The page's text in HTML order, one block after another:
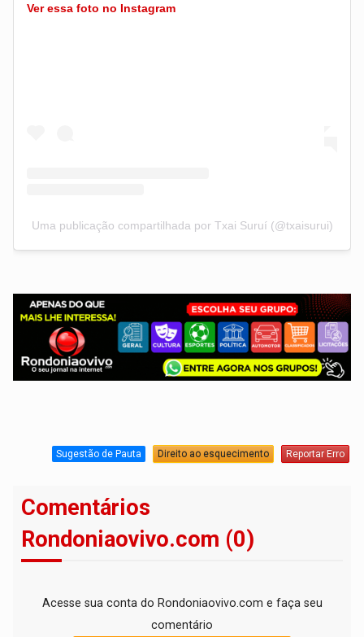
Ver essa foto no Instagram
Uma publicação compartilhada por Txai Suruí (@txaisurui)
Sugestão de Pauta Direito ao esquecimento Reportar Erro
Comentários
Rondoniaovivo.com (0)
Acesse sua conta do Rondoniaovivo.com e faça seu
comentário